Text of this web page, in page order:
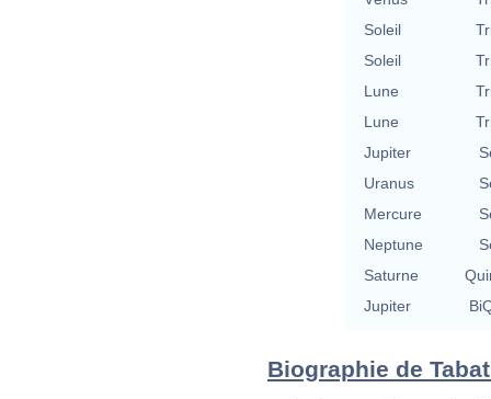
Soleil
Soleil
Lune
Lune
Jupiter
Uranus
Mercure
Neptune
Saturne
Jupiter
Biographie de